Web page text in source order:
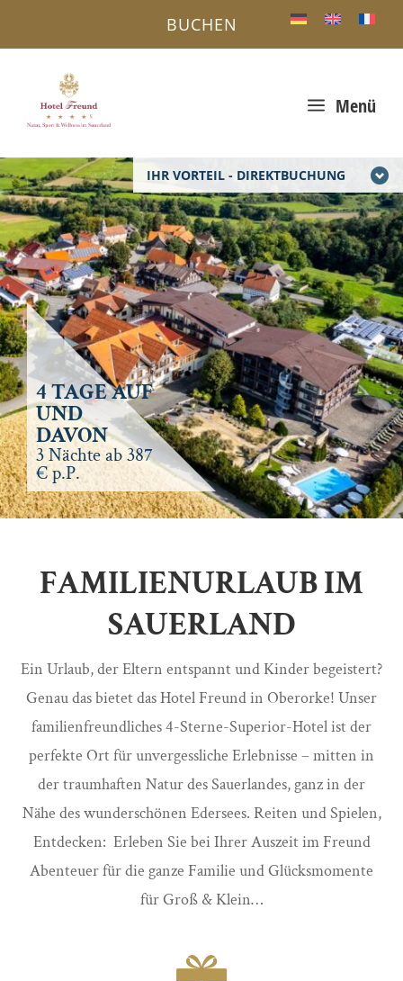
IHR VORTEIL - DIREKTBUCHUNG
a Menü
BUCHEN
4 TAGE AUF
UND
DAVON
3 Nächte ab 387
€ p.P.
FAMILIENURLAUB IM
SAUERLAND
Ein Urlaub, der Eltern entspannt und Kinder begeistert?
Genau das bietet das Hotel Freund in Oberorke! Unser
familienfreundliches 4-Sterne-Superior-Hotel ist der
perfekte Ort für unvergessliche Erlebnisse – mitten in
der traumhaften Natur des Sauerlandes, ganz in der
Nähe des wunderschönen Edersees. Reiten und Spielen,
Entdecken: Erleben Sie bei Ihrer Auszeit im Freund
Abenteuer für die ganze Familie und Glücksmomente
für Groß & Klein…